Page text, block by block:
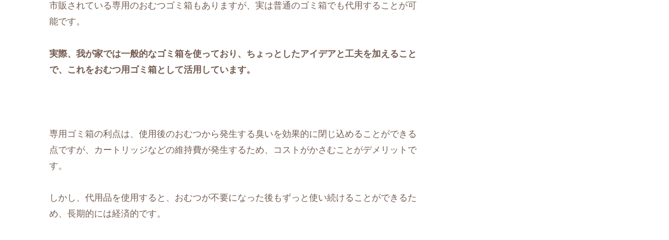
市販されている専用のおむつゴミ箱もありますが、実は普通のゴミ箱でも代用することが可
能です。
実際、我が家では一般的なゴミ箱を使っており、ちょっとしたアイデアと工夫を加えること
で、これをおむつ用ゴミ箱として活用しています。
専用ゴミ箱の利点は、使用後のおむつから発生する臭いを効果的に閉じ込めることができる
点ですが、カートリッジなどの維持費が発生するため、コストがかさむことがデメリットで
す。
しかし、代用品を使用すると、おむつが不要になった後もずっと使い続けることができるた
め、長期的には経済的です。